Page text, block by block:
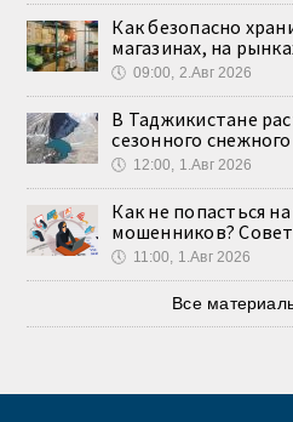
Как безопасно
магазинах, на
🕔 09:00, 2.Авг 2026
В Таджикистане
сезонного
🕔 12:00, 1.Авг 2026
Как не попасться
мошенников?
🕔 11:00, 1.Авг 2026
Все